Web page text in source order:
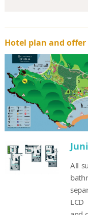
Hotel plan and
All